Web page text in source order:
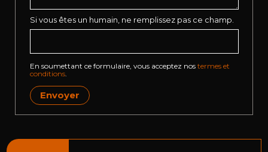
Si vous êtes un humain, ne remplissez pas ce champ.
En soumettant ce formulaire, vous acceptez nos termes et
conditions.
Envoyer